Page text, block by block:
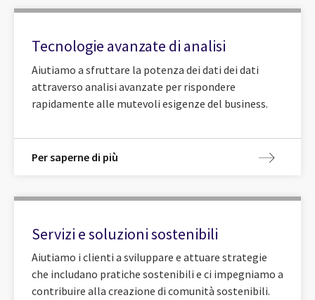
Tecnologie avanzate di analisi
Aiutiamo a sfruttare la potenza dei dati dei dati
attraverso analisi avanzate per rispondere
rapidamente alle mutevoli esigenze del business.
Per saperne di più
Servizi e soluzioni sostenibili
Aiutiamo i clienti a sviluppare e attuare strategie
che includano pratiche sostenibili e ci impegniamo a
contribuire alla creazione di comunità sostenibili.